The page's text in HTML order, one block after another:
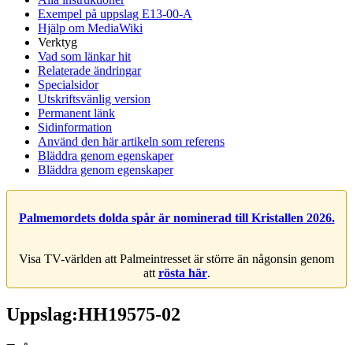
Exempel på uppslag E13-00-A
Hjälp om MediaWiki
Verktyg
Vad som länkar hit
Relaterade ändringar
Specialsidor
Utskriftsvänlig version
Permanent länk
Sidinformation
Använd den här artikeln som referens
Bläddra genom egenskaper
Bläddra genom egenskaper
Palmemordets dolda spår är nominerad till Kristallen 2026.
Visa TV-världen att Palmeintresset är större än någonsin genom
att rösta här.
Uppslag:HH19575-02